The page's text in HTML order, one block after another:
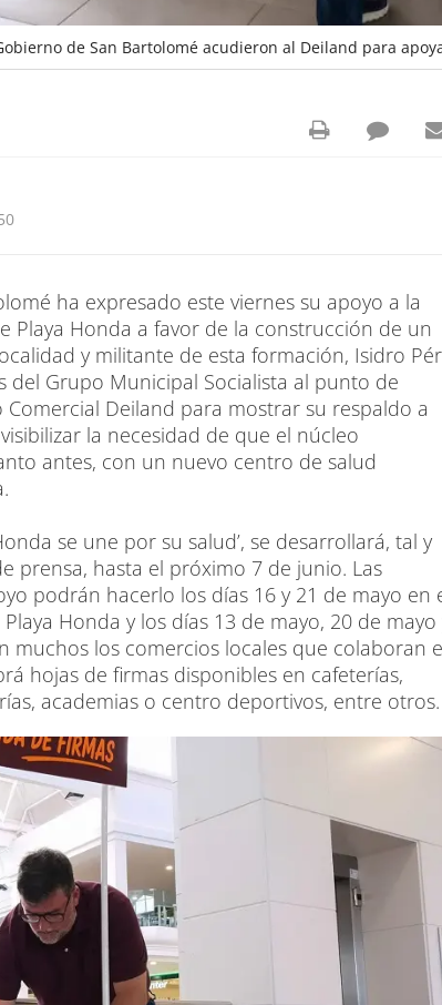
de San Bartolomé acudieron al Deiland para
ha expresado este viernes su apoyo a la
Playa Honda a favor de la construcción de un
y militante de esta formación, Isidro
del Grupo Municipal Socialista al punto de
Deiland para mostrar su respaldo a
la necesidad de que el núcleo
antes, con un nuevo centro de salud
se une por su salud’, se desarrollará, tal y
prensa, hasta el próximo 7 de junio. Las
podrán hacerlo los días 16 y 21 de mayo en
Honda y los días 13 de mayo, 20 de mayo
muchos los comercios locales que colaboran
hojas de firmas disponibles en cafeterías,
academias o centro deportivos, entre otros.